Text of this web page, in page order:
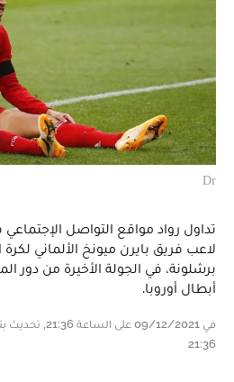
Dr
تداول رواد مواقع التواصل
لاعب فريق بايرن ميونخ الألماني لكرة
برشلونة، في الجولة الأخيرة من دور
أبطال أوروبا.
21:36